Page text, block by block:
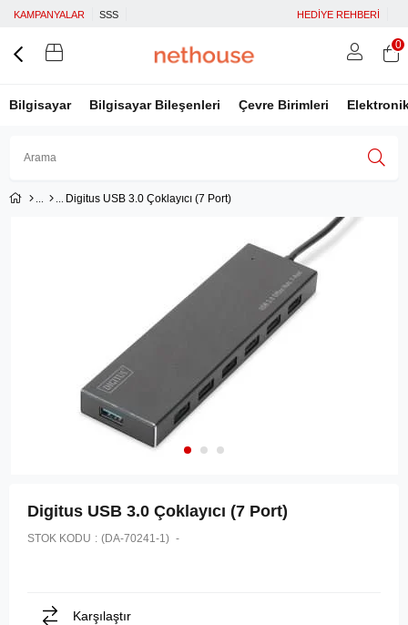
KAMPANYALAR SSS HEDİYE REHBERİ
Bilgisayar Bilgisayar Bileşenleri Çevre Birimleri
Üye Ol Facebook İle Bağlan
Google İle Bağlan
0
Digitus USB 3.0 Çoklayıcı (7 Port)
Digitus USB 3.0 Çoklayıcı (7 Port)
STOK KODU (DA-70241-1)
Karşılaştır